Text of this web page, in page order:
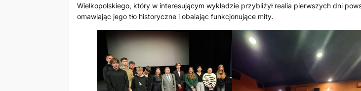
Wielkopolskiego, który w interesującym wykładzie przybliżył realia pierwszych dni
omawiając jego tło historyczne i obalając funkcjonujące mity.